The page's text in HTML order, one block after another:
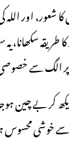
کا شعور، اور
طریقہ
الگ سے
کر بے چین
خوشی